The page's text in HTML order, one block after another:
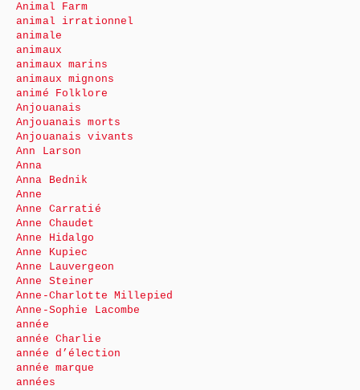
Animal Farm
animal irrationnel
animale
animaux
animaux marins
animaux mignons
animé Folklore
Anjouanais
Anjouanais morts
Anjouanais vivants
Ann Larson
Anna
Anna Bednik
Anne
Anne Carratié
Anne Chaudet
Anne Hidalgo
Anne Kupiec
Anne Lauvergeon
Anne Steiner
Anne-Charlotte Millepied
Anne-Sophie Lacombe
année
année Charlie
année d’élection
année marque
années